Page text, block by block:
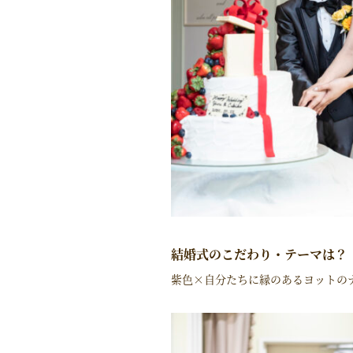
結婚式のこだわり・テーマは？
紫色×自分たちに縁のあるヨットの